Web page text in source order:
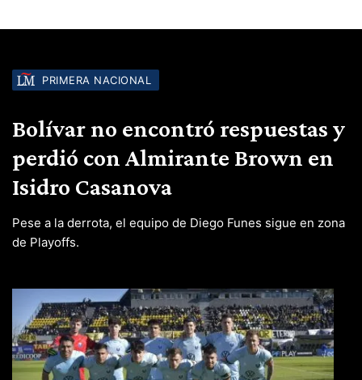
PRIMERA NACIONAL
Bolívar no encontró respuestas y
perdió con Almirante Brown en
Isidro Casanova
Pese a la derrota, el equipo de Diego Funes sigue en zona
de Playoffs.